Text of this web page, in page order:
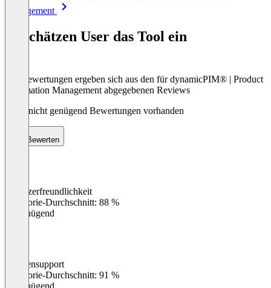
Management
So schätzen User das Tool ein
Die Bewertungen ergeben sich aus den für dynamicPIM® | Product
Information Management abgegebenen Reviews
Noch nicht genügend Bewertungen vorhanden
Bewerten
Benutzerfreundlichkeit
Kategorie-Durchschnitt: 88 %
Ungenügend
Kundensupport
Kategorie-Durchschnitt: 91 %
Ungenügend